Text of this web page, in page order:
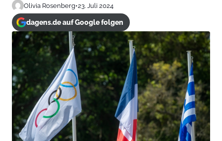
Olivia Rosenberg•23. Juli 2024
dagens.de auf Google folgen